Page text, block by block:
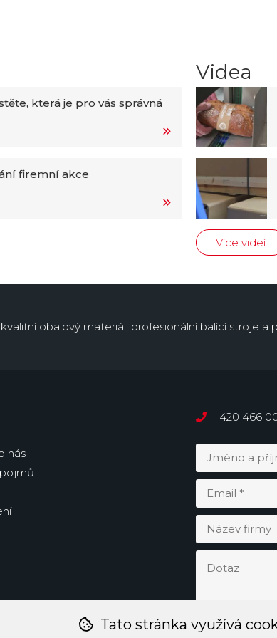
která je pro vás správná
firemní akce
Videa
Více videí
obalový materiál, profesionální balící stroje a
nás
+420 466
Tato stránka využívá